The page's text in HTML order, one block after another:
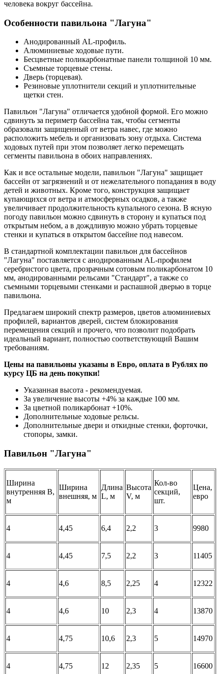
человека вокруг бассейна.
Особенности павильона "Лагуна"
Анодированный AL-профиль.
Алюминиевые ходовые пути.
Бесцветные поликарбонатные панели толщиной 10 мм.
Съемные торцевые стены.
Дверь (торцевая).
Резиновые уплотнители секций и уплотнительные
щетки стен.
Павильон "Лагуна" отличается удобной формой. Его можно
сдвинуть за периметр бассейна так, чтобы сегменты
образовали защищенный от ветра навес, где можно
расположить мебель и организовать зону отдыха. Система
ходовых путей при этом позволяет легко перемещать
сегменты павильона в обоих направлениях.
Как и все остальные модели, павильон "Лагуна" защищает
бассейн от загрязнений и от нежелательного попадания в воду
детей и животных. Кроме того, конструкция защищает
купающихся от ветра и атмосферных осадков, а также
увеличивает продолжительность купального сезона. В ясную
погоду павильон можно сдвинуть в сторону и купаться под
открытым небом, а в дождливую можно убрать торцевые
стенки и купаться в открытом бассейне под навесом.
В стандартной комплектации павильон для бассейнов
"Лагуна" поставляется с анодированным AL-профилем
серебристого цвета, прозрачным сотовым поликарбонатом 10
мм, анодированными рельсами "Стандарт", а также со
съемными торцевыми стенками и распашной дверью в торце
павильона.
Предлагаем широкий спектр размеров, цветов алюминиевых
профилей, вариантов дверей, систем блокирования
перемещения секций и прочего, что позволит подобрать
идеальный вариант, полностью соответствующий Вашим
требованиям.
Цены на павильоны указаны в Евро, оплата в Рублях по
курсу ЦБ на день покупки!
Указанная высота - рекомендуемая.
За увеличение высоты +4% за каждые 100 мм.
За цветной поликарбонат +10%.
Дополнительные ходовые рельсы.
Дополнительные двери и откидные стенки, форточки,
стопоры, замки.
Павильон "Лагуна"
Ширина
внутренняя B,
м
Ширина
внешняя, м
Длина
L, м
Высота
V, м
Кол-во
секций,
шт.
Цена,
евро
4 4,45 6,4 2,2 3 9980
4 4,45 7,5 2,2 3 11405
4 4,6 8,5 2,25 4 12322
4 4,6 10 2,3 4 13870
4 4,75 10,6 2,3 5 14970
4 4,75 12 2,35 5 16600